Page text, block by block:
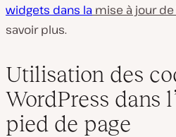
widgets dans la mise à jour de
savoir plus.
Utilisation des
WordPress dans
pied de page